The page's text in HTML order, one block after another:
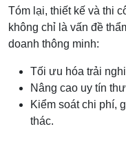
Tóm lại, thiết kế và thi
không chỉ là vấn đề
doanh thông minh:
Tối ưu hóa trải
Nâng cao uy tín
Kiểm soát chi phí,
thác.